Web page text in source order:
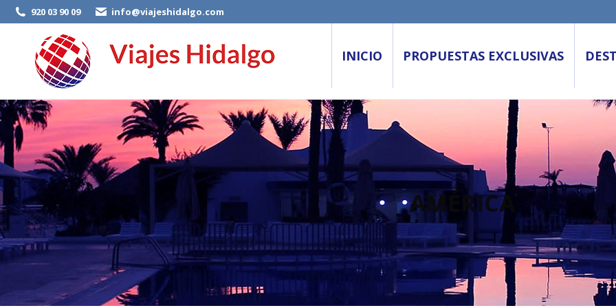
920 03 90 09 info@viajeshidalgo.com
INICIO PROPUESTAS EXCLUSIVAS
AMÉRICA